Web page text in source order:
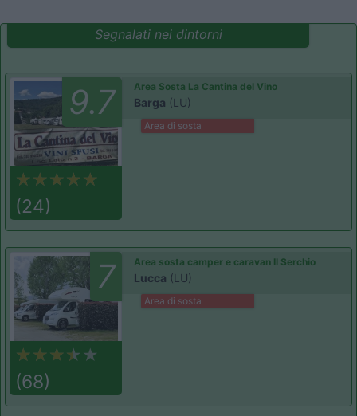
Segnalati nei dintorni
9.7
(24)
Area Sosta La Cantina del Vino
Barga (LU)
Area di sosta
7
(68)
Area sosta camper e caravan Il Serchio
Lucca (LU)
Area di sosta